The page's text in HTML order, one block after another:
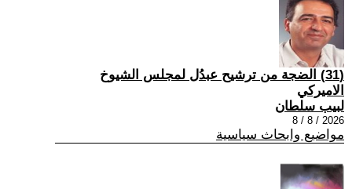
(31) الضجة من ترشيح عبدُل لمجلس الشيوخ
الاميركي
لبيب سلطان
2026 / 8 / 8
مواضيع وابحاث سياسية